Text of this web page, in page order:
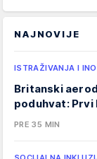
NAJNOVIJE
ISTRAŽIVANJA I
Britanski
poduhvat: Prvi
PRE 35 MIN